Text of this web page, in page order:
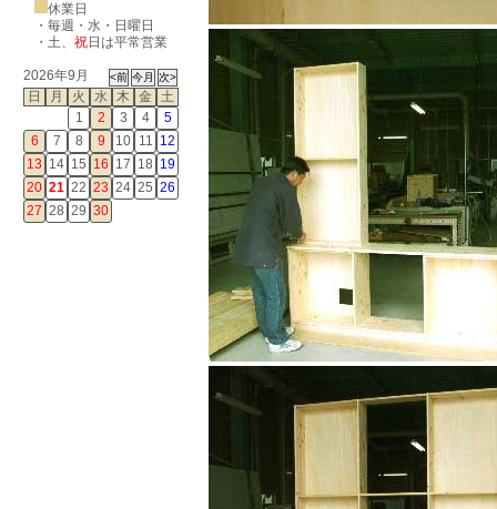
休業日
・毎週・水・日曜日
・ 土、 祝日は平常営業
2026年9月
日
月 火 水 木 金
土
1
2 3 4
5
6
7 8 9 10 11 12
13 14 15 16 17 18 19
20 21 22 23 24 25 26
27 28 29 30